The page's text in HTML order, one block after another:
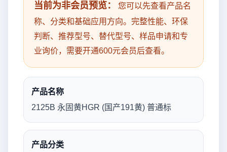
当前为非会员预览：
您可以先查看产品名
称、分类和基础应用方向。完整性能、环保
判断、推荐型号、替代型号、样品申请和专
业询价，需要开通600元会员后查看。
产品名称
2125B 永固黄HGR (国产191黄) 普通标
产品分类